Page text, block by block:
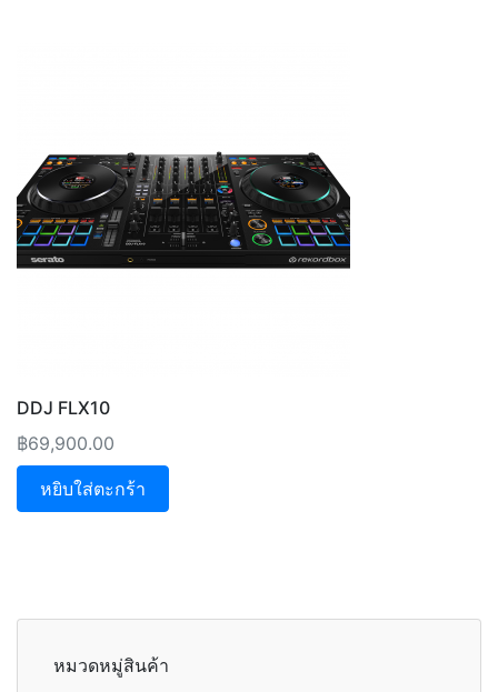
DDJ FLX10
฿69,900.00
หยิบใส่ตะกร้า
หมวดหมู่สินค้า